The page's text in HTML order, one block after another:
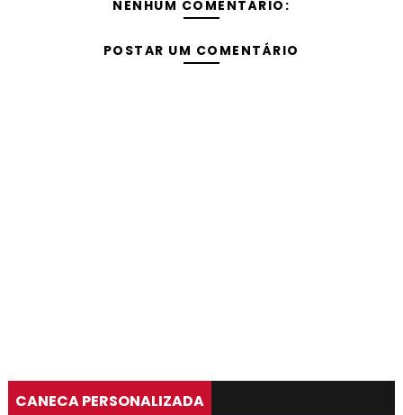
NENHUM COMENTÁRIO:
POSTAR UM COMENTÁRIO
CANECA PERSONALIZADA